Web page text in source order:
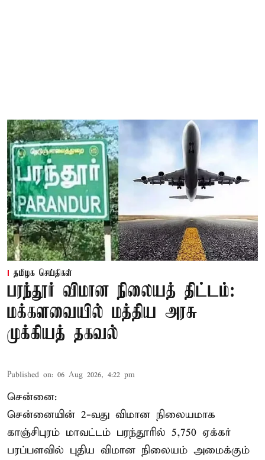
தமிழக செய்திகள்
பரந்தூர் விமான நிலையத் திட்டம்:
மக்களவையில் மத்திய அரசு
முக்கியத் தகவல்
Published on: 06 Aug 2026, 4:22 pm
சென்னை:
சென்னையின் 2-வது விமான நிலையமாக
காஞ்சிபுரம் மாவட்டம் பரந்தூரில் 5,750 ஏக்கர்
பரப்பளவில் புதிய விமான நிலையம் அமைக்கும்